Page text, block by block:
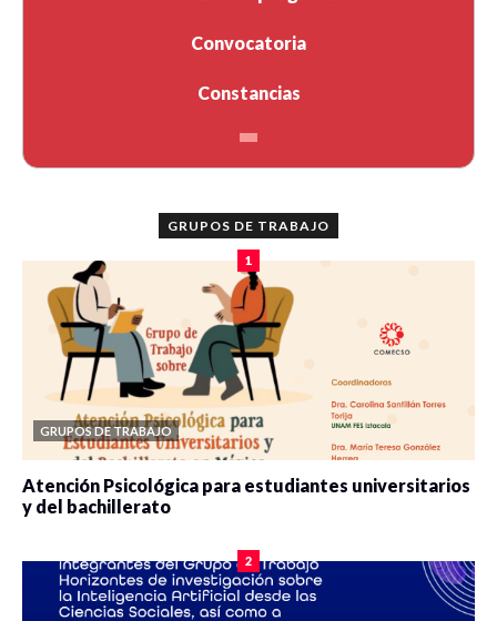
Convocatoria
Constancias
GRUPOS DE TRABAJO
1
GRUPOS DE TRABAJO
Atención Psicológica para estudiantes universitarios
y del bachillerato
2